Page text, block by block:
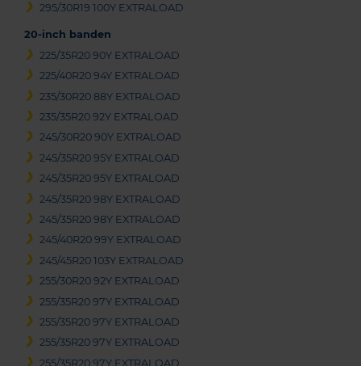
295/30R19 100Y EXTRALOAD
20-inch banden
225/35R20 90Y EXTRALOAD
225/40R20 94Y EXTRALOAD
235/30R20 88Y EXTRALOAD
235/35R20 92Y EXTRALOAD
245/30R20 90Y EXTRALOAD
245/35R20 95Y EXTRALOAD
245/35R20 95Y EXTRALOAD
245/35R20 98Y EXTRALOAD
245/35R20 98Y EXTRALOAD
245/40R20 99Y EXTRALOAD
245/45R20 103Y EXTRALOAD
255/30R20 92Y EXTRALOAD
255/35R20 97Y EXTRALOAD
255/35R20 97Y EXTRALOAD
255/35R20 97Y EXTRALOAD
255/35R20 97Y EXTRALOAD